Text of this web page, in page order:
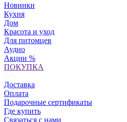
Новинки
Кухня
Дом
Красота и уход
Для питомцев
Аудио
Акции %
ПОКУПКА
Доставка
Оплата
Подарочные сертификаты
Где купить
Связаться с нами